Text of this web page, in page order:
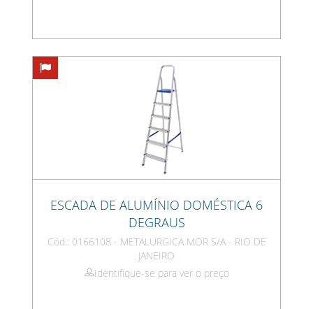
ESCADA DE ALUMÍNIO DOMÉSTICA 6
DEGRAUS
Cód.: 0166108 - METALURGICA MOR S/A - RIO DE
JANEIRO
Identifique-se para ver o preço